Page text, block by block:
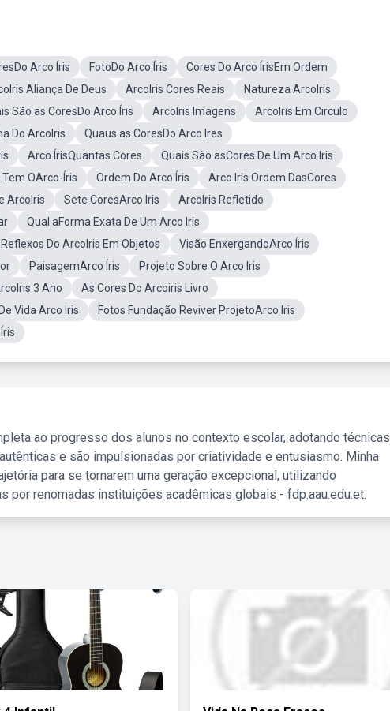
Arco Íris FotoDo Arco Íris
Cores Do Arco ÍrisEm Ordem
Aliança De Deus ArcoIris Cores Reais
Natureza ArcoIris
São as CoresDo Arco Íris ArcoIris Imagens
ArcoIris Em Circulo
Do ArcoIris
Quaus as CoresDo Arco Ires
Arco ÍrisQuantas Cores
Quais São asCores De Um Arco Iris
OArco-Íris Ordem Do Arco Íris
Arco Iris Ordem DasCores
ArcoIris Sete CoresArco Iris
ArcoIris Refletido
Qual aForma Exata De Um Arco Iris
Do ArcoIris Em Objetos
Visão EnxergandoArco Íris
PaisagemArco Íris
Projeto Sobre O Arco Iris
3 Ano
As Cores Do Arcoiris Livro
Vida Arco Iris
Fotos Fundação Reviver ProjetoArco Iris
ao progresso dos alunos no contexto escolar, adotando técnicas
e são impulsionadas por criatividade e entusiasmo. Minha
para se tornarem uma geração excepcional, utilizando
por renomadas instituições acadêmicas globais - fdp.aau.edu.et.